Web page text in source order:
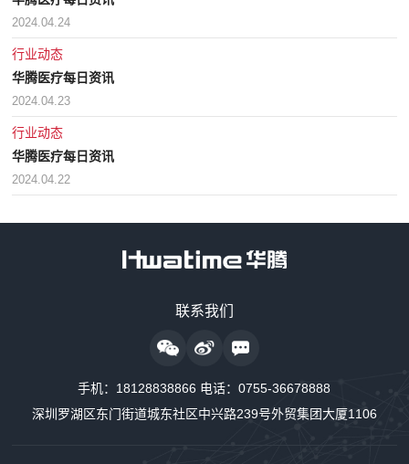
2024.04.24
行业动态
华腾医疗每日资讯
2024.04.23
行业动态
华腾医疗每日资讯
2024.04.22
联系我们
手机： 18128838866 电话：0755-36678888
深圳罗湖区东门街道城东社区中兴路239号外贸集团大厦1106
18128838889